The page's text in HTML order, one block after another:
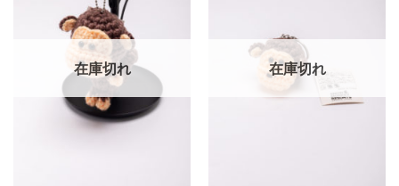
在庫切れ 在庫切れ